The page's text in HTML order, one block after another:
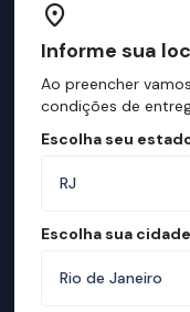
Institucional
Sobre a ortobom
Ortobom na Mídia
Manual do Sono
Informe sua
Ao preencher
condições de
Escolha seu
Escolha sua cidade